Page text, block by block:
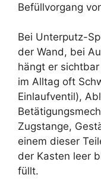
Befüllvorgang
Bei Unterputz-
der Wand, bei
hängt er
im Alltag oft
Einlaufventil),
Zugstange,
einem dieser
der Kasten leer
füllt.